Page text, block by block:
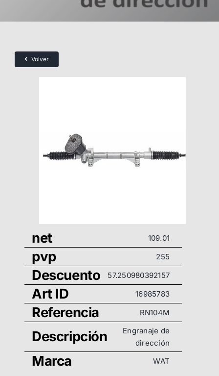
Volver
net 109.01
pvp 255
Descuento 57.250980392157
Art ID 16985783
Referencia RN104M
Descripción
Engranaje de
dirección
Marca WAT